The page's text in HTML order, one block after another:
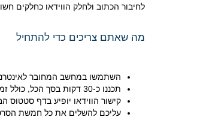
לחיבור הכתוב ולחלק הווידאו כחלקים
מה שאתם צריכים כדי להתחיל
השתמשו במחשב המחובר
תכננו כ-30 דקות בסך הכל, כולל זמן ההתקנה.
קישור הווידאו יופיע בדף
עליכם להשלים את כל חמשת הסרטונים תוך 96 שעות ממועד